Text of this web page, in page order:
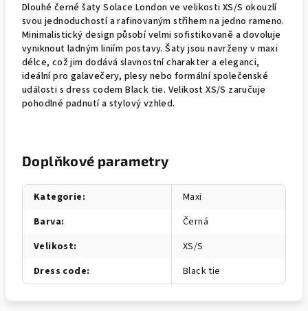
Dlouhé černé šaty Solace London ve velikosti XS/S okouzlí
svou jednoduchostí a rafinovaným střihem na jedno rameno.
Minimalistický design působí velmi sofistikovaně a dovoluje
vyniknout ladným liniím postavy. Šaty jsou navrženy v maxi
délce, což jim dodává slavnostní charakter a eleganci,
ideální pro galavečery, plesy nebo formální společenské
události s dress codem Black tie. Velikost XS/S zaručuje
pohodlné padnutí a stylový vzhled.
Doplňkové parametry
Kategorie:
Maxi
Barva:
Černá
Velikost:
XS/S
Dress code: Black tie